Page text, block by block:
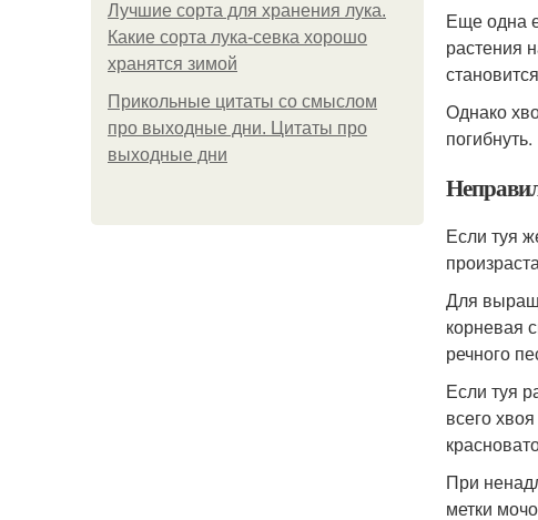
Лучшие сорта для хранения лука.
Какие сорта лука-севка хорошо
хранятся зимой
Прикольные цитаты со смыслом
про выходные дни. Цитаты про
выходные дни
Еще одна
растения
Однако
погибнуть.
Если туя
Для
корневая
речного
Если туя
всего
При
метки